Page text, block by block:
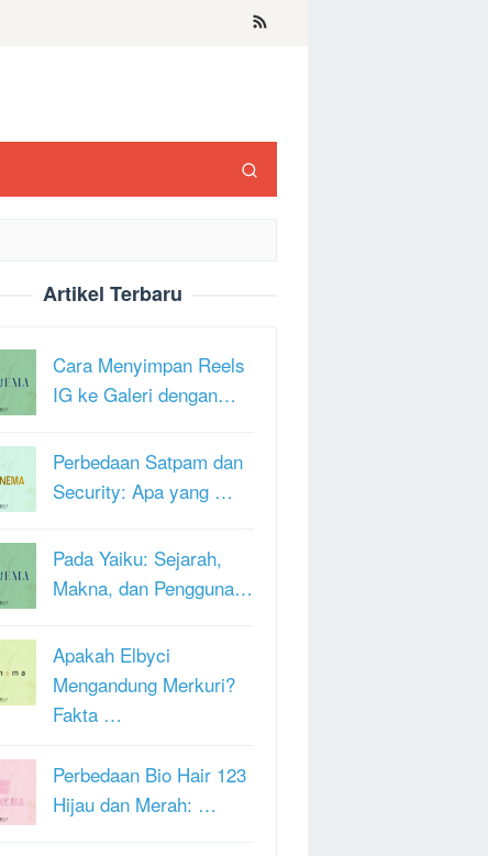
Artikel Terbaru
Cara Menyimpan Reels
IG ke Galeri dengan…
Perbedaan Satpam dan
Security: Apa yang …
Pada Yaiku: Sejarah,
Makna, dan Pengguna…
Apakah Elbyci
Mengandung Merkuri?
Fakta …
Perbedaan Bio Hair 123
Hijau dan Merah: …